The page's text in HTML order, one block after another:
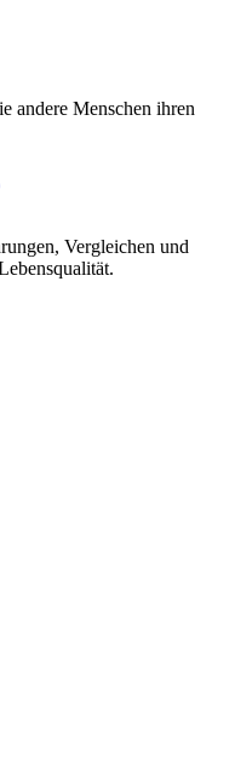
andere Menschen ihren
Vergleichen und